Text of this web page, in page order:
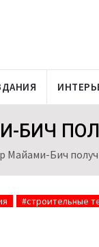
БИЧ
Майами-Бич
#строительные